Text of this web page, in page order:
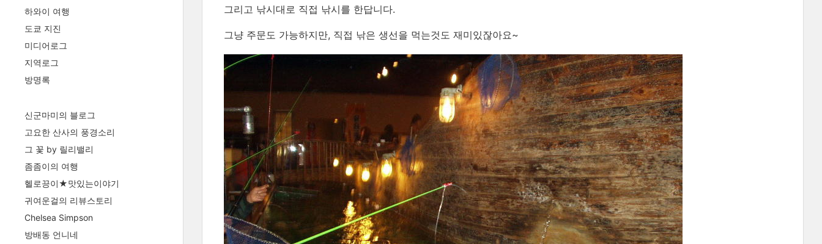
하와이 여행
도쿄 지진
미디어로그
지역로그
방명록
신군마미의 블로그
고요한 산사의 풍경소리
그 꽃 by 릴리밸리
좀좀이의 여행
헬로끙이★맛있는이야기
귀여운걸의 리뷰스토리
Chelsea Simpson
방배동 언니네
그리고 낚시대로 직접 낚시를 한답니다.
그냥 주문도 가능하지만, 직접 낚은 생선을 먹는것도 재미있잖아요~